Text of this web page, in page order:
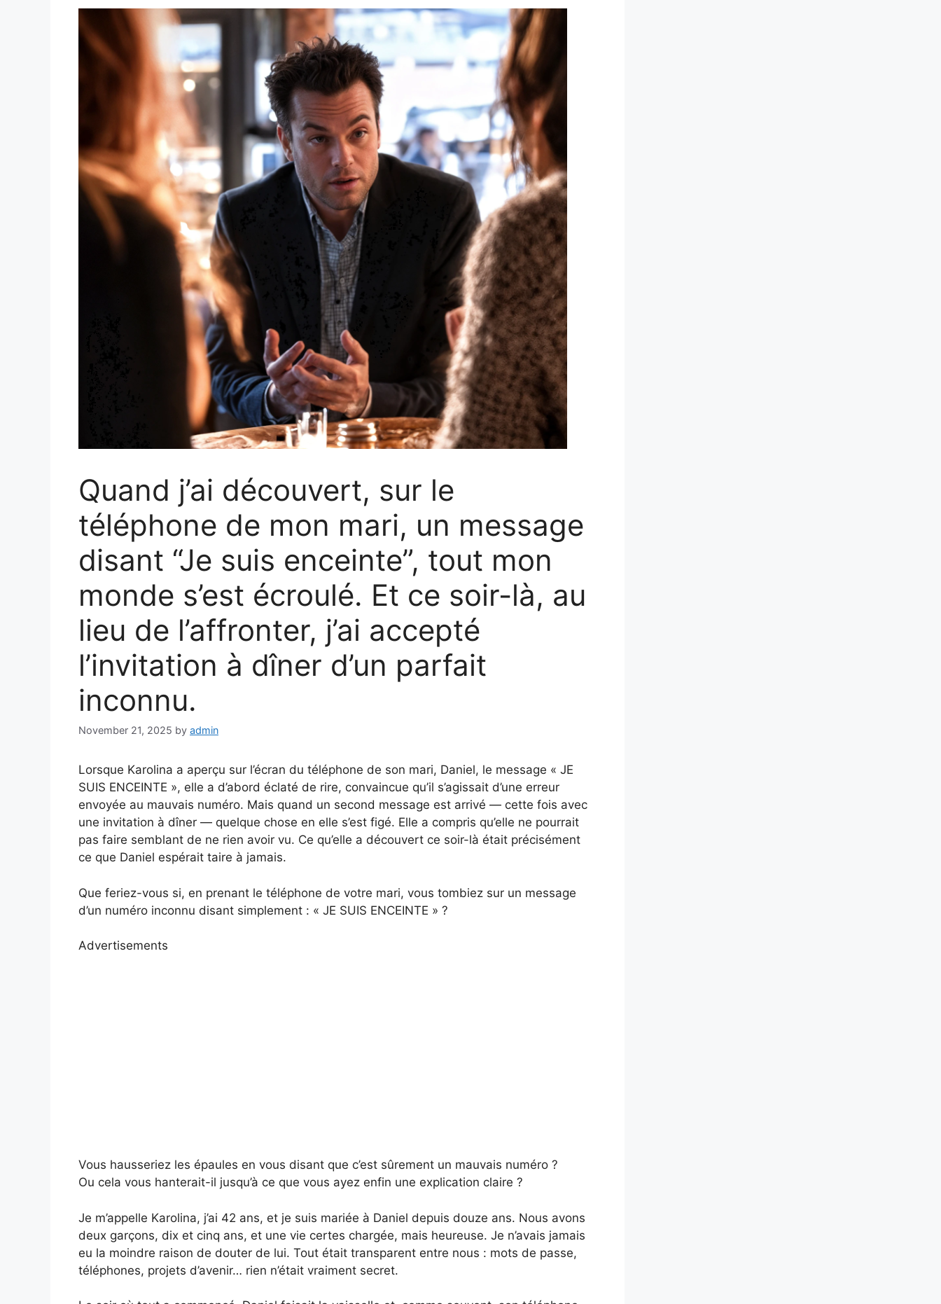
Quand j’ai découvert, sur le
téléphone de mon mari, un message
disant “Je suis enceinte”, tout mon
monde s’est écroulé. Et ce soir-là, au
lieu de l’affronter, j’ai accepté
l’invitation à dîner d’un parfait
inconnu.
November 21, 2025 by admin
Lorsque Karolina a aperçu sur l’écran du téléphone de son mari, Daniel, le message « JE
SUIS ENCEINTE », elle a d’abord éclaté de rire, convaincue qu’il s’agissait d’une erreur
envoyée au mauvais numéro. Mais quand un second message est arrivé — cette fois avec
une invitation à dîner — quelque chose en elle s’est figé. Elle a compris qu’elle ne pourrait
pas faire semblant de ne rien avoir vu. Ce qu’elle a découvert ce soir-là était précisément
ce que Daniel espérait taire à jamais.
Que feriez-vous si, en prenant le téléphone de votre mari, vous tombiez sur un message
d’un numéro inconnu disant simplement : « JE SUIS ENCEINTE » ?
Advertisements
Vous hausseriez les épaules en vous disant que c’est sûrement un mauvais numéro ?
Ou cela vous hanterait-il jusqu’à ce que vous ayez enfin une explication claire ?
Je m’appelle Karolina, j’ai 42 ans, et je suis mariée à Daniel depuis douze ans. Nous avons
deux garçons, dix et cinq ans, et une vie certes chargée, mais heureuse. Je n’avais jamais
eu la moindre raison de douter de lui. Tout était transparent entre nous : mots de passe,
téléphones, projets d’avenir… rien n’était vraiment secret.